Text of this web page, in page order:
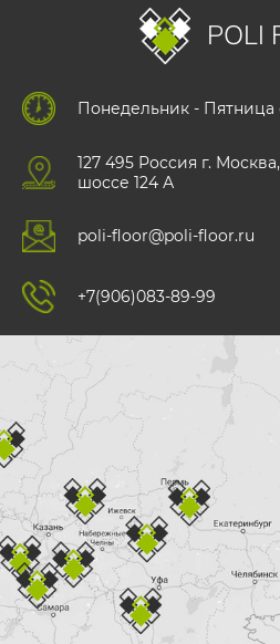
POLI
Понедельник - Пятница
127 495 Роccия г.
шоссе 124 А
poli-floor@poli-floor.ru
+7(906)083-89-99